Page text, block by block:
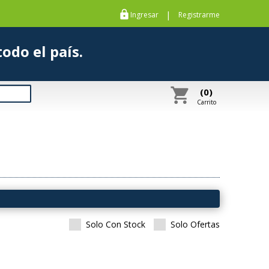
https Ingresar | Registrarme
a todo el país.
shopping_cart (0)
Carrito
Solo Con Stock Solo Ofertas